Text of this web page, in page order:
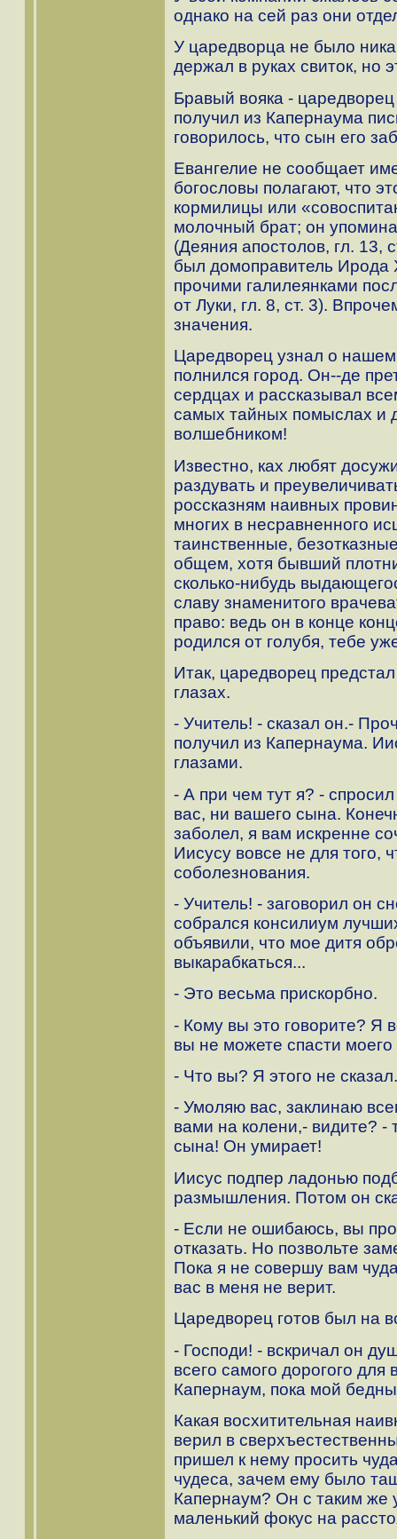
однако на сей раз они
У царедворца не было
держал в руках свиток, но
Бравый вояка -
получил из Капернаума
говорилось, что сын его
Евангелие не сообщает
богословы полагают, что
кормилицы или
молочный брат; он
(Деяния апостолов, гл. 13,
был домоправитель Ирода
прочими галилеянками
от Луки, гл. 8, ст. 3).
значения.
Царедворец узнал о
полнился город. Он--де
сердцах и рассказывал
самых тайных помыслах и
волшебником!
Известно, ках любят
раздувать и
россказням наивных
многих в несравненного
таинственные,
общем, хотя бывший
сколько-нибудь
славу знаменитого
право: ведь он в конце
родился от голубя, тебе
Итак, царедворец
глазах.
- Учитель! - сказал он.-
получил из Капернаума.
глазами.
- А при чем тут я? -
вас, ни вашего сына.
заболел, я вам искренне
Иисусу вовсе не для того,
соболезнования.
- Учитель! - заговорил он
собрался консилиум
объявили, что мое дитя
выкарабкаться...
- Это весьма прискорбно.
- Кому вы это говорите? Я
вы не можете спасти моего
- Что вы? Я этого не сказал.
- Умоляю вас, заклинаю
вами на колени,- видите? -
сына! Он умирает!
Иисус подпер ладонью
размышления. Потом он
- Если не ошибаюсь, вы
отказать. Но позвольте
Пока я не совершу вам
вас в меня не верит.
Царедворец готов был на
- Господи! - вскричал он
всего самого дорогого
Капернаум, пока мой
Какая восхитительная
верил в
пришел к нему просить
чудеса, зачем ему было
Капернаум? Он с таким же
маленький фокус на